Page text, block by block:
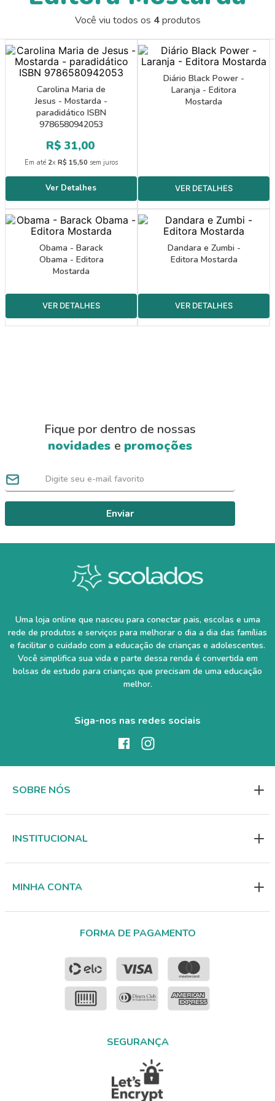
Você viu todos os 4produtos
Carolina Maria de
Jesus - Mostarda -
paradidático ISBN
9786580942053
R$ 31,00
Em até 2x R$ 15,50 sem juros
Diário Black Power -
Laranja - Editora
Mostarda
Obama - Barack
Obama - Editora
Mostarda
Dandara e Zumbi -
Editora Mostarda
Fique por dentro de nossas
novidades e promoções
Enviar
Uma loja online que nasceu para conectar pais, escolas e uma
rede de produtos e serviços para melhorar o dia a dia das famílias
e facilitar o cuidado com a educação de crianças e adolescentes.
Você simplifica sua vida e parte dessa renda é convertida em
bolsas de estudo para crianças que precisam de uma educação
melhor.
Siga-nos nas redes sociais
SOBRE NÓS
INSTITUCIONAL
MINHA CONTA
FORMA DE PAGAMENTO
SEGURANÇA